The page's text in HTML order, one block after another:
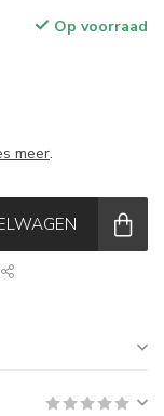
Op voorraad
meer.